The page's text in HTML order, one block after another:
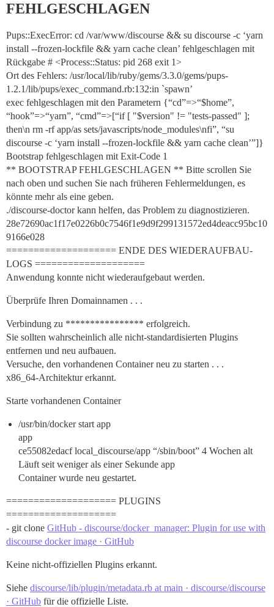
FEHLGESCHLAGEN
Pups::ExecError: cd /var/www/discourse && su discourse -c ‘yarn
install --frozen-lockfile && yarn cache clean’ fehlgeschlagen mit
Rückgabe # <Process::Status: pid 268 exit 1>
Ort des Fehlers: /usr/local/lib/ruby/gems/3.3.0/gems/pups-
1.2.1/lib/pups/exec_command.rb:132:in `spawn’
exec fehlgeschlagen mit den Parametern {“cd”=>“$home”,
“hook”=>“yarn”, “cmd”=>[“if [ "$version" != "tests-passed" ];
then\n rm -rf app/as sets/javascripts/node_modules\nfi”, “su
discourse -c ‘yarn install --frozen-lockfile && yarn cache clean’”]}
Bootstrap fehlgeschlagen mit Exit-Code 1
** BOOTSTRAP FEHLGESCHLAGEN ** Bitte scrollen Sie
nach oben und suchen Sie nach früheren Fehlermeldungen, es
könnte mehr als eine geben.
./discourse-doctor kann helfen, das Problem zu diagnostizieren.
28e72690ac1f17e0226b0c7546f1e9d9f299131572ed4deacc95bc10
9166e028
==================== ENDE DES WIEDERAUFBAU-
LOGS ====================
Anwendung konnte nicht wiederaufgebaut werden.
Überprüfe Ihren Domainnamen . . .
Verbindung zu **************** erfolgreich.
Sie sollten wahrscheinlich alle nicht-standardisierten Plugins
entfernen und neu aufbauen.
Versuche, den vorhandenen Container neu zu starten . . .
x86_64-Architektur erkannt.
Starte vorhandenen Container
/usr/bin/docker start app
app
ce55082edacf local_discourse/app “/sbin/boot” 4 Wochen alt
Läuft seit weniger als einer Sekunde app
Container wurde neu gestartet.
==================== PLUGINS
====================
- git clone GitHub - discourse/docker_manager: Plugin for use with
discourse docker image · GitHub
Keine nicht-offiziellen Plugins erkannt.
Siehe discourse/lib/plugin/metadata.rb at main · discourse/discourse
· GitHub für die offizielle Liste.